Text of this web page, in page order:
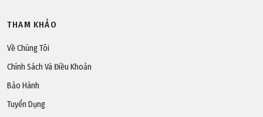
THAM KHẢO
Về Chúng Tôi
Chính Sách Và Điều Khoản
Bảo Hành
Tuyển Dụng